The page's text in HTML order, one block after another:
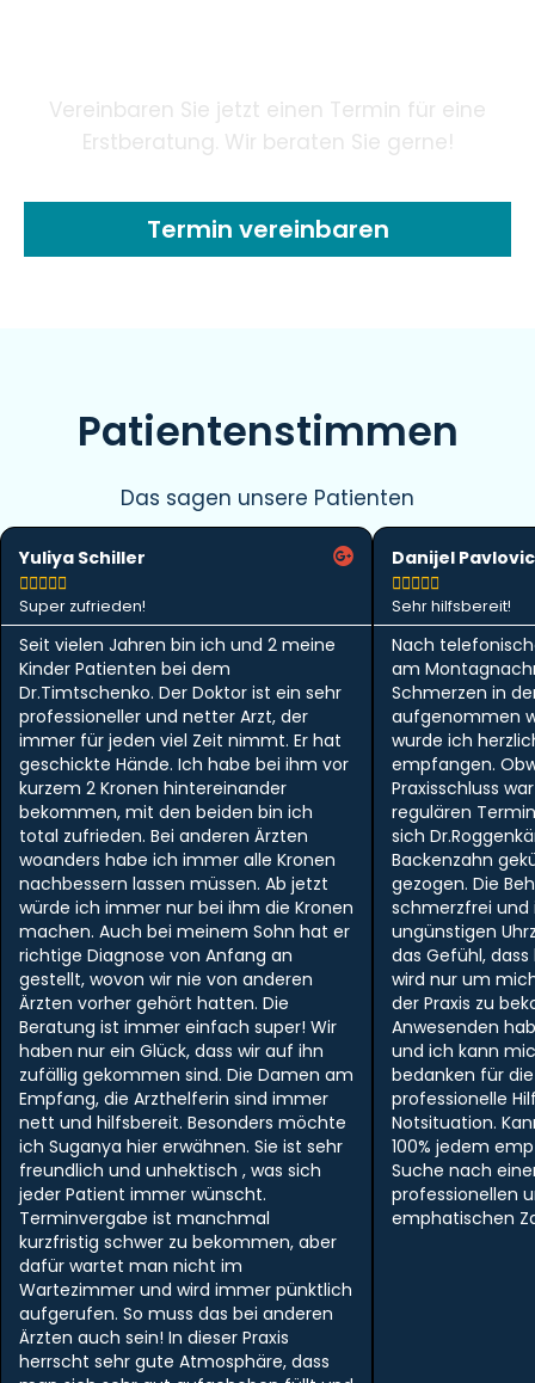
Vereinbaren Sie jetzt einen Termin für eine
Erstberatung. Wir beraten Sie gerne!
Termin vereinbaren
Patientenstimmen
Das sagen unsere Patienten
Yuliya Schiller

Super zufrieden!
Seit vielen Jahren bin ich und 2 meine
Kinder Patienten bei dem
Dr.Timtschenko. Der Doktor ist ein sehr
professioneller und netter Arzt, der
immer für jeden viel Zeit nimmt. Er hat
geschickte Hände. Ich habe bei ihm vor
kurzem 2 Kronen hintereinander
bekommen, mit den beiden bin ich
total zufrieden. Bei anderen Ärzten
woanders habe ich immer alle Kronen
nachbessern lassen müssen. Ab jetzt
würde ich immer nur bei ihm die Kronen
machen. Auch bei meinem Sohn hat er
richtige Diagnose von Anfang an
gestellt, wovon wir nie von anderen
Ärzten vorher gehört hatten. Die
Beratung ist immer einfach super! Wir
haben nur ein Glück, dass wir auf ihn
zufällig gekommen sind. Die Damen am
Empfang, die Arzthelferin sind immer
nett und hilfsbereit. Besonders möchte
ich Suganya hier erwähnen. Sie ist sehr
freundlich und unhektisch , was sich
jeder Patient immer wünscht.
Terminvergabe ist manchmal
kurzfristig schwer zu bekommen, aber
dafür wartet man nicht im
Wartezimmer und wird immer pünktlich
aufgerufen. So muss das bei anderen
Ärzten auch sein! In dieser Praxis
herrscht sehr gute Atmosphäre, dass
Danijel Pavlovic

Sehr hilfsbereit!
Nach
am
Schmerzen in
aufgenommen
wurde ich
empfangen.
Praxisschluss
regulären
sich
Backenzahn
gezogen. Die
schmerzfrei
ungünstigen
das Gefühl,
wird nur um
der Praxis zu
Anwesenden
und ich kann
bedanken für
professionelle
Notsituation.
100% jedem
Suche nach
professionellen
emphatischen